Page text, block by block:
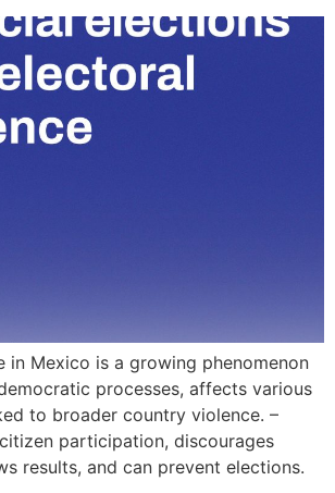
in Mexico is a growing phenomenon
processes, affects various
to broader country violence. –
participation, discourages
results, and can prevent elections.